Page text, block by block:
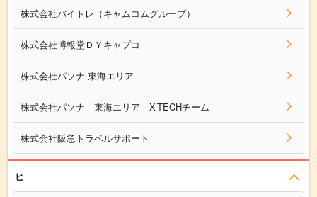
株式会社バイトレ（キャムコムグループ）
株式会社博報堂ＤＹキャプコ
株式会社パソナ 東海エリア
株式会社パソナ 東海エリア X-TECHチーム
株式会社阪急トラベルサポート
ヒ